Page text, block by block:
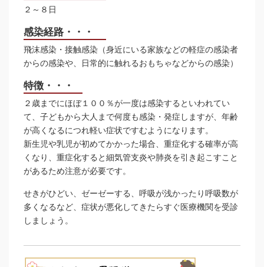
２～８日
感染経路・・・
飛沫感染・接触感染（身近にいる家族などの軽症の感染者
からの感染や、日常的に触れるおもちゃなどからの感染）
特徴・・・
２歳までにほぼ１００％が一度は感染するといわれてい
て、子どもから大人まで何度も感染・発症しますが、年齢
が高くなるにつれ軽い症状ですむようになります。
新生児や乳児が初めてかかった場合、重症化する確率が高
くなり、重症化すると細気管支炎や肺炎を引き起こすこと
があるため注意が必要です。
せきがひどい、ゼーゼーする、呼吸が浅かったり呼吸数が
多くなるなど、症状が悪化してきたらすぐ医療機関を受診
しましょう。